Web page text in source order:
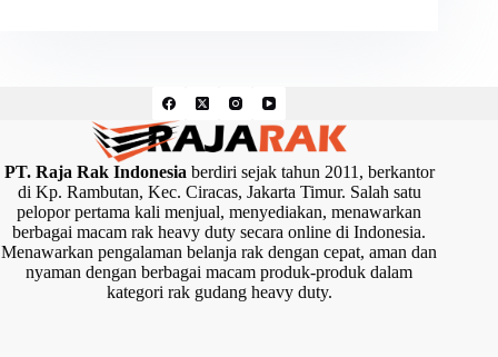
PT. Raja Rak Indonesiaberdiri sejak tahun 2011, berkantor
di Kp. Rambutan, Kec. Ciracas, Jakarta Timur. Salah satu
pelopor pertama kali menjual, menyediakan, menawarkan
berbagai macam rak heavy duty secara online di Indonesia.
Menawarkan pengalaman belanja rak dengan cepat, aman dan
nyaman dengan berbagai macam produk-produk dalam
kategori rak gudang heavy duty.